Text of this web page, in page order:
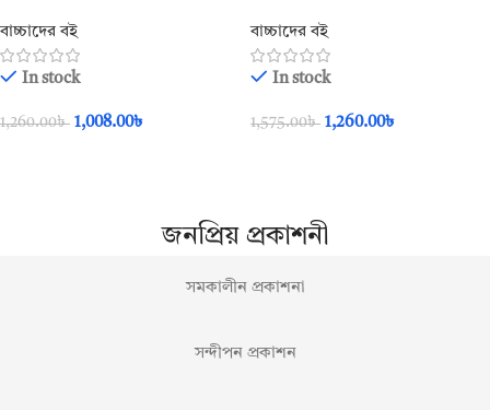
বাচ্চাদের বই
In stock
1,260.00৳ 1,008.00৳
বাচ্চাদের বই
In stock
1,575.00৳ 1,260.00৳
জনপ্রিয় প্রকাশনী
সমকালীন প্রকাশনা
সন্দীপন প্রকাশন